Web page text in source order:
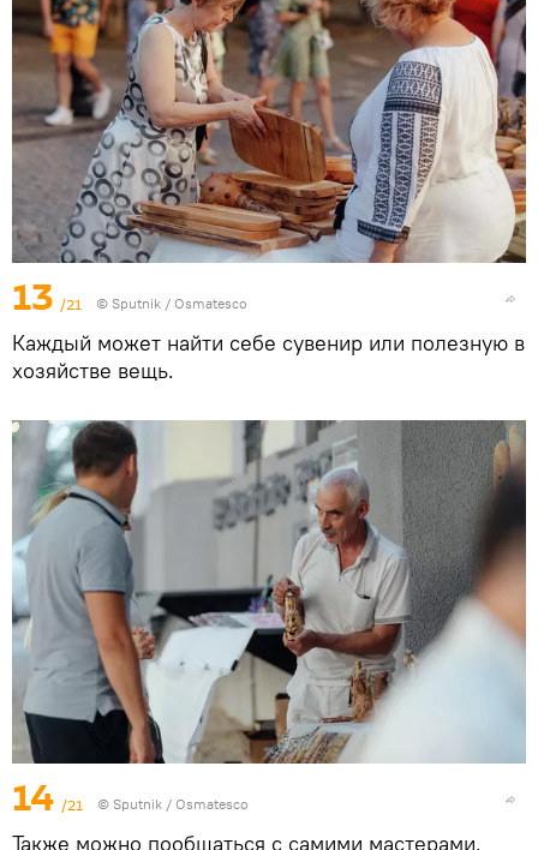
13 /21 © Sputnik / Osmatesco
Каждый может найти себе сувенир или полезную в
хозяйстве вещь.
14 /21 © Sputnik / Osmatesco
Также можно пообщаться с самими мастерами,